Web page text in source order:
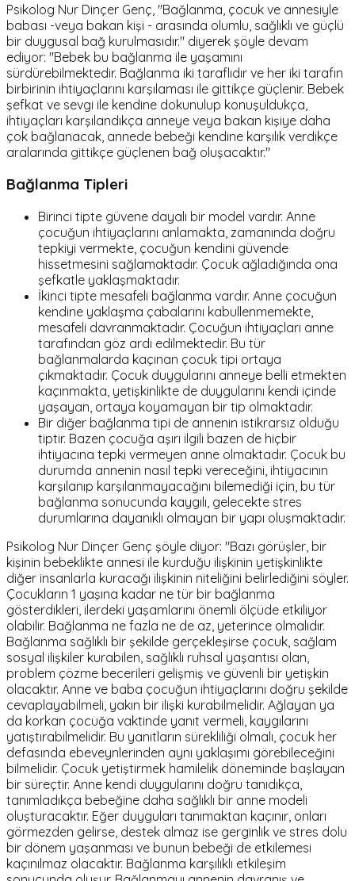
Psikolog Nur Dinçer Genç, "Bağlanma, çocuk ve annesiyle
babası -veya bakan kişi - arasında olumlu, sağlıklı ve güçlü
bir duygusal bağ kurulmasıdır." diyerek şöyle devam
ediyor: "Bebek bu bağlanma ile yaşamını
sürdürebilmektedir. Bağlanma iki taraflıdır ve her iki tarafın
birbirinin ihtiyaçlarını karşılaması ile gittikçe güçlenir. Bebek
şefkat ve sevgi ile kendine dokunulup konuşuldukça,
ihtiyaçları karşılandıkça anneye veya bakan kişiye daha
çok bağlanacak, annede bebeği kendine karşılık verdikçe
aralarında gittikçe güçlenen bağ oluşacaktır."
Bağlanma Tipleri
Birinci tipte güvene dayalı bir model vardır. Anne
çocuğun ihtiyaçlarını anlamakta, zamanında doğru
tepkiyi vermekte, çocuğun kendini güvende
hissetmesini sağlamaktadır. Çocuk ağladığında ona
şefkatle yaklaşmaktadır.
İkinci tipte mesafeli bağlanma vardır. Anne çocuğun
kendine yaklaşma çabalarını kabullenmemekte,
mesafeli davranmaktadır. Çocuğun ihtiyaçları anne
tarafından göz ardı edilmektedir. Bu tür
bağlanmalarda kaçınan çocuk tipi ortaya
çıkmaktadır. Çocuk duygularını anneye belli etmekten
kaçınmakta, yetişkinlikte de duygularını kendi içinde
yaşayan, ortaya koyamayan bir tip olmaktadır.
Bir diğer bağlanma tipi de annenin istikrarsız olduğu
tiptir. Bazen çocuğa aşırı ilgili bazen de hiçbir
ihtiyacına tepki vermeyen anne olmaktadır. Çocuk bu
durumda annenin nasıl tepki vereceğini, ihtiyacının
karşılanıp karşılanmayacağını bilemediği için, bu tür
bağlanma sonucunda kaygılı, gelecekte stres
durumlarına dayanıklı olmayan bir yapı oluşmaktadır.
Psikolog Nur Dinçer Genç şöyle diyor: "Bazı görüşler, bir
kişinin bebeklikte annesi ile kurduğu ilişkinin yetişkinlikte
diğer insanlarla kuracağı ilişkinin niteliğini belirlediğini söyler.
Çocukların 1 yaşına kadar ne tür bir bağlanma
gösterdikleri, ilerdeki yaşamlarını önemli ölçüde etkiliyor
olabilir. Bağlanma ne fazla ne de az, yeterince olmalıdır.
Bağlanma sağlıklı bir şekilde gerçekleşirse çocuk, sağlam
sosyal ilişkiler kurabilen, sağlıklı ruhsal yaşantısı olan,
problem çözme becerileri gelişmiş ve güvenli bir yetişkin
olacaktır. Anne ve baba çocuğun ihtiyaçlarını doğru şekilde
cevaplayabilmeli, yakın bir ilişki kurabilmelidir. Ağlayan ya
da korkan çocuğa vaktinde yanıt vermeli, kaygılarını
yatıştırabilmelidir. Bu yanıtların sürekliliği olmalı, çocuk her
defasında ebeveynlerinden aynı yaklaşımı görebileceğini
bilmelidir. Çocuk yetiştirmek hamilelik döneminde başlayan
bir süreçtir. Anne kendi duygularını doğru tanıdıkça,
tanımladıkça bebeğine daha sağlıklı bir anne modeli
oluşturacaktır. Eğer duyguları tanımaktan kaçınır, onları
görmezden gelirse, destek almaz ise gerginlik ve stres dolu
bir dönem yaşanması ve bunun bebeği de etkilemesi
kaçınılmaz olacaktır. Bağlanma karşılıklı etkileşim